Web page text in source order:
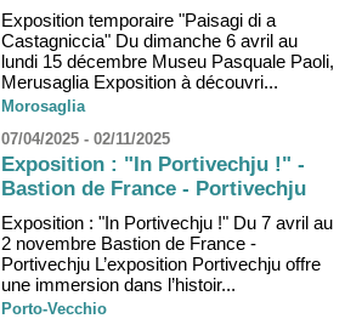
Exposition temporaire "Paisagi di a
Castagniccia" Du dimanche 6 avril au
lundi 15 décembre Museu Pasquale Paoli,
Merusaglia Exposition à découvri...
Morosaglia
07/04/2025 - 02/11/2025
Exposition : "In Portivechju !" -
Bastion de France - Portivechju
Exposition : "In Portivechju !" Du 7 avril au
2 novembre Bastion de France -
Portivechju L’exposition Portivechju offre
une immersion dans l’histoir...
Porto-Vecchio